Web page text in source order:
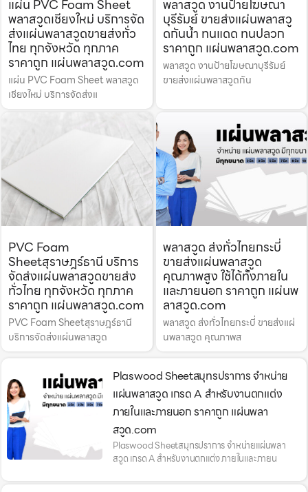
แผ่น PVC Foam Sheet
พลาสวูดเชียงใหม่ บริการจัด
ส่งแผ่นพลาสวูดขายส่งทั่ว
ไทย ทุกจังหวัด ทุกภาค
ราคาถูก แผ่นพลาสวูด.com
แผ่น PVC Foam Sheet พลาสวูด
เชียงใหม่ บริการจัดส่งแ
พลาสวูด งานป้ายโฆษณา
บุรีรัมย์ ขายส่งแผ่นพลาสวู
ดกันน้ำ ทนแดด ทนปลวก
ราคาถูก แผ่นพลาสวูด.com
พลาสวูด งานป้ายโฆษณาบุรีรัมย์
ขายส่งแผ่นพลาสวูดกัน
PVC Foam
Sheetสุราษฎร์ธานี บริการ
จัดส่งแผ่นพลาสวูดขายส่ง
ทั่วไทย ทุกจังหวัด ทุกภาค
ราคาถูก แผ่นพลาสวูด.com
PVC Foam Sheetสุราษฎร์ธานี
บริการจัดส่งแผ่นพลาสวูด
พลาสวูด ส่งทั่วไทยกระบี่
ขายส่งแผ่นพลาสวูด
คุณภาพสูง ใช้ได้ทั้งภายใน
และภายนอก ราคาถูก แผ่นพ
ลาสวูด.com
พลาสวูด ส่งทั่วไทยกระบี่ ขายส่งแผ่
นพลาสวูด คุณภาพส
Plaswood Sheetสมุทรปราการ จำหน่าย
แผ่นพลาสวูด เกรด A สำหรับงานตกแต่ง
ภายในและภายนอก ราคาถูก แผ่นพลา
สวูด.com
Plaswood Sheetสมุทรปราการ จำหน่ายแผ่นพลา
สวูด เกรด A สำหรับงานตกแต่ง ภายในและภายน